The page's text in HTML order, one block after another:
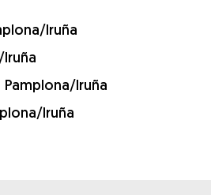
Iruña
Iruña
Iruña